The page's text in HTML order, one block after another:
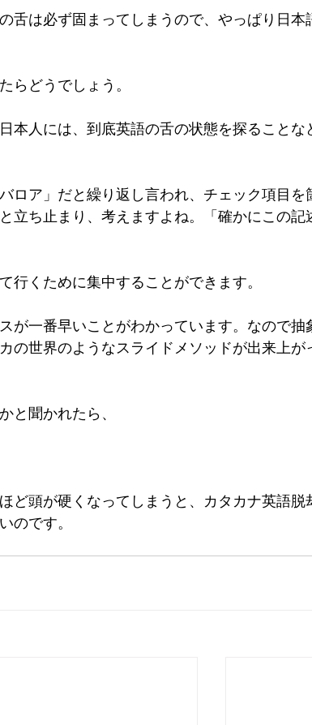
舌は必ず固まってしまうので、やっぱり日本
らどうでしょう。
本人には、到底英語の舌の状態を探ることな
ロア」だと繰り返し言われ、チェック項目を
立ち止まり、考えますよね。「確かにこの記
行くために集中することができます。
が一番早いことがわかっています。なので抽
の世界のようなスライドメソッドが出来上が
と聞かれたら、
ど頭が硬くなってしまうと、カタカナ英語脱
のです。